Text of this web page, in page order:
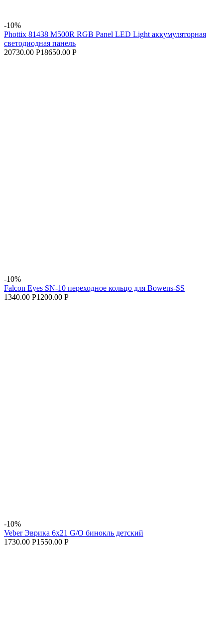
-10%
Phottix 81438 M500R RGB Panel LED Light аккумуляторная
светодиодная панель
20730.00 Р18650.00 Р
-10%
Falcon Eyes SN-10 переходное кольцо для Bowens-SS
1340.00 Р1200.00 Р
-10%
Veber Эврика 6x21 G/O бинокль детский
1730.00 Р1550.00 Р